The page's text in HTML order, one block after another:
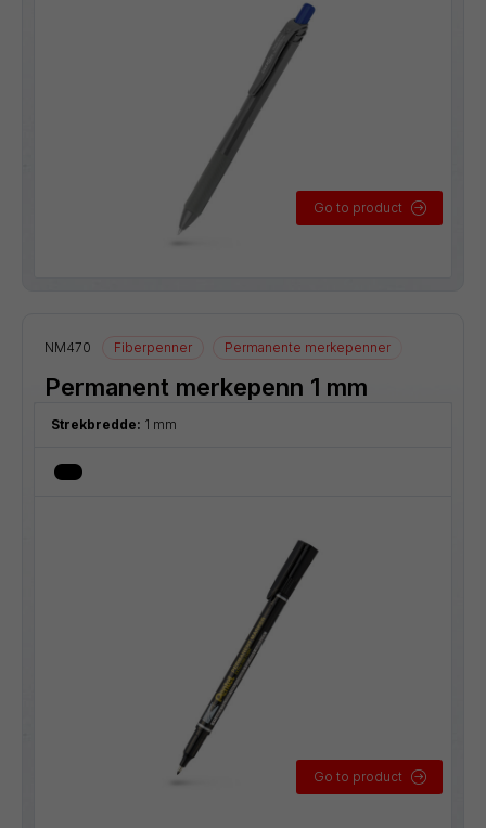
Go to product
NM470 Fiberpenner Permanente merkepenner
Permanent merkepenn 1 mm
Strekbredde: 1 mm
Go to product